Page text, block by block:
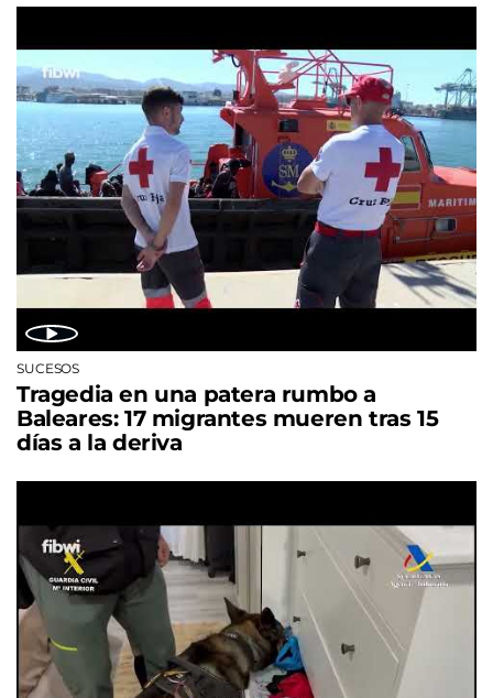
SUCESOS
Tragedia en una patera rumbo a
Baleares: 17 migrantes mueren tras 15
días a la deriva